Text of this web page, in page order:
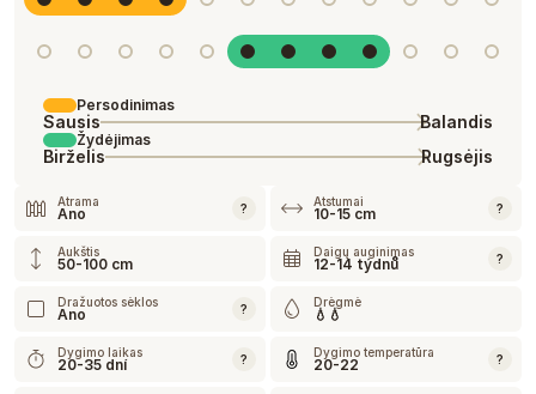
Persodinimas
Sausis Balandis
Žydėjimas
Birželis Rugsėjis
Atrama
Ano ? Atstumai
10-15 cm ?
Aukštis
50-100 cm
Daigų auginimas
12-14 týdnů ?
Dražuotos sėklos
Ano ? Drėgmė
💧💧
Dygimo laikas
20-35 dní ? Dygimo temperatūra
20-22 ?